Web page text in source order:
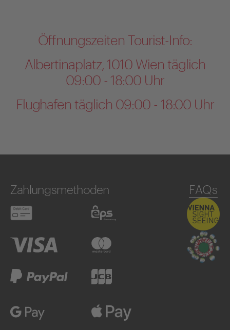
Öffnungszeiten Tourist-Info:
Albertinaplatz, 1010 Wien täglich
09:00 - 18:00 Uhr
Flughafen täglich 09:00 - 18:00 Uhr
Zahlungsmethoden
Apple Pay
FAQs